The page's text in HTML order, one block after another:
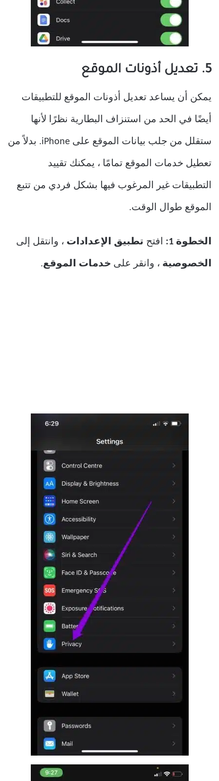
5. تعديل أذونات الموقع
يمكن أن يساعد تعديل أذونات الموقع للتطبيقات
أيضًا في الحد من استنزاف البطارية نظرًا لأنها
ستقلل من جلب بيانات الموقع على iPhone. بدلاً من
تعطيل خدمات الموقع تمامًا ، يمكنك تقييد
التطبيقات غير المرغوب فيها بشكل فردي من تتبع
الموقع طوال الوقت.
الخطوة 1: افتح تطبيق الإعدادات ، وانتقل إلى
الخصوصية ، وانقر على خدمات الموقع.